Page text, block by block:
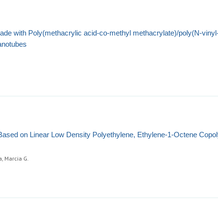
with Poly(methacrylic acid-co-methyl methacrylate)/
on Linear Low Density Polyethylene, Ethylene-1-Octene
Marcia G.